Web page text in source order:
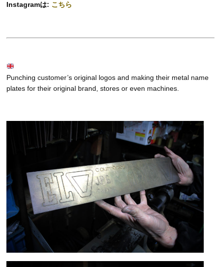
Instagramは: こちら
Punching customer’s original logos and making their metal name
plates for their original brand, stores or even machines.